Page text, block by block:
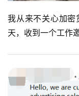
我从来不关心加
天，收到一个工作